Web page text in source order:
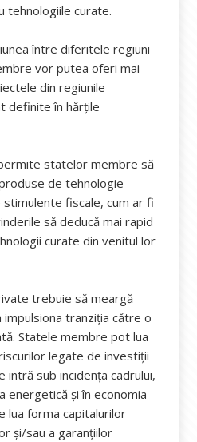
tehnologiile curate.
între diferitele regiuni
vor putea oferi mai
din regiunile
definite în hărțile
statelor membre să
de tehnologie
fiscale, cum ar fi
să deducă mai rapid
curate din venitul lor
trebuie să meargă
impulsiona tranziția către o
Statele membre pot lua
legate de investiții
intră sub incidența cadrului,
energetică și în economia
lua forma capitalurilor
și/sau a garanțiilor